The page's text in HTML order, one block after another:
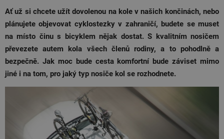
Ať už si chcete užít dovolenou na kole v našich končinách, nebo
plánujete objevovat cyklostezky v zahraničí, budete se muset
na místo činu s bicyklem nějak dostat. S kvalitním nosičem
převezete autem kola všech členů rodiny, a to pohodlně a
bezpečně. Jak moc bude cesta komfortní bude záviset mimo
jiné i na tom, pro jaký typ nosiče kol se rozhodnete.